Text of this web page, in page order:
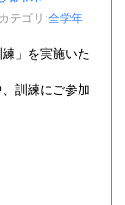
カテゴリ:全学年
」を実施いた
訓練にご参加